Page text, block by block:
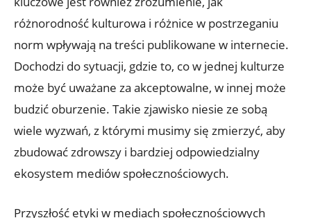
różnorodność kulturowa i różnice w postrzeganiu
norm wpływają na treści publikowane w internecie.
Dochodzi do sytuacji, gdzie to, co w jednej kulturze
może być uważane za akceptowalne, w innej może
budzić oburzenie. Takie zjawisko niesie ze sobą
wiele wyzwań, z którymi musimy się zmierzyć, aby
zbudować zdrowszy i bardziej odpowiedzialny
ekosystem mediów społecznościowych.
Przyszłość etyki w mediach społecznościowych